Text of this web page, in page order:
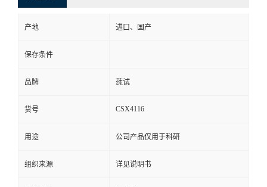
产地 进口、国产
保存条件
品牌 莼试
货号 CSX4116
用途 公司产品仅用于科研
组织来源 详见说明书